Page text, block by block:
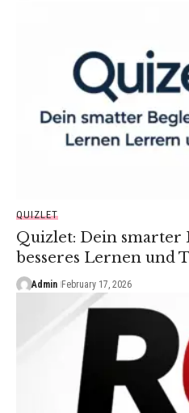
QUIZLET
Quizlet: Dein smarter
besseres Lernen und
Admin February 17, 2026